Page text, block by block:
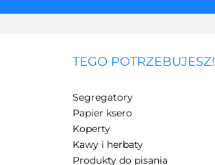
TEGO POTRZEBUJESZ!
Segregatory
Papier ksero
Koperty
Kawy i herbaty
Produkty do pisania